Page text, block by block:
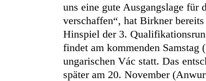
uns eine gute Ausgangslage für
verschaffen“, hat Birkner
Hinspiel der 3.
findet am kommenden
ungarischen Vác statt. Das
später am 20. November